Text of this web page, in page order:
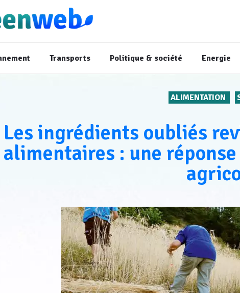
Transports Politique & société Energie
ALIMENTATION
Les ingrédients oubliés
alimentaires : une